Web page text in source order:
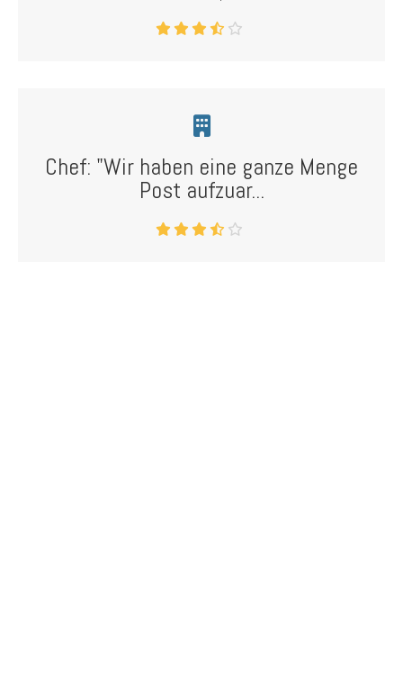
Chef: "Wir haben eine ganze Menge
Post aufzuar...